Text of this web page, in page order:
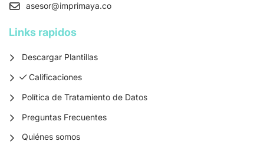
asesor@imprimaya.co
Links rapidos
Descargar Plantillas
Calificaciones
Calificaciones
Política de Tratamiento de Datos
Preguntas Frecuentes
Quiénes somos